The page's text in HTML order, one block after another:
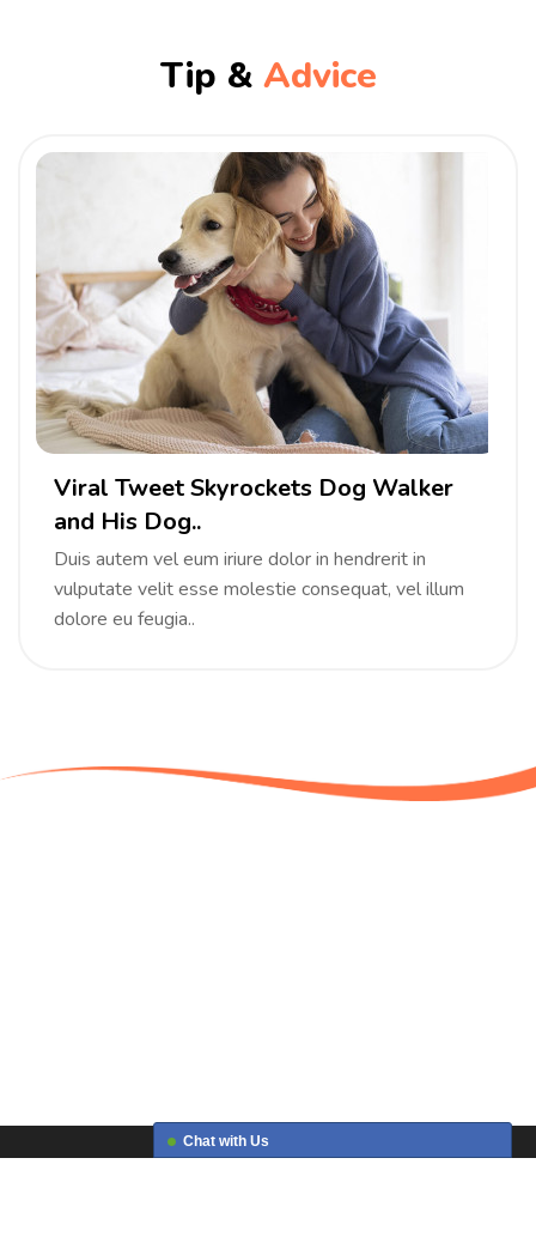
Tip & Advice
Viral Tweet Skyrockets Dog Walker
and His Dog..
Duis autem vel eum iriure dolor in hendrerit in
vulputate velit esse molestie consequat, vel illum
dolore eu feugia..
Chat with Us